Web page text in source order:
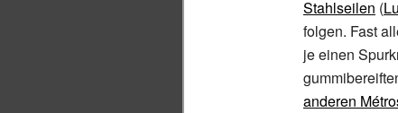
Stahlseilen (
folgen. Fast
je einen
anderen